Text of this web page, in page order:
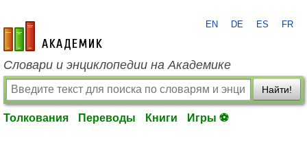
academic.ru
EN DE ES FR
Словари и энциклопедии на Академике
Найти!
Толкования Переводы Книги Игры ⚽